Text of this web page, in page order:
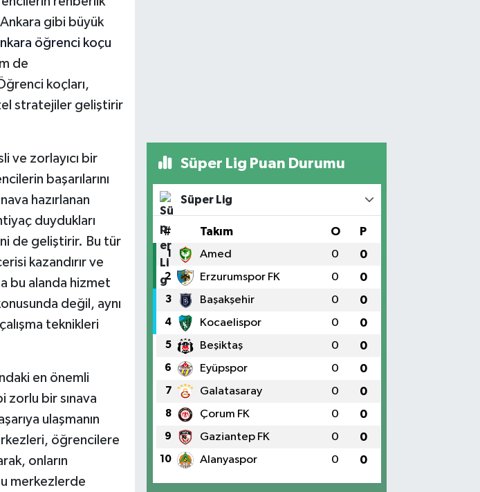
gibi büyük
öğrenci koçu
de
koçları,
stratejiler geliştirir
ve zorlayıcı bir
başarılarını
hazırlanan
duydukları
de geliştirir. Bu tür
kazandırır ve
bu alanda hizmet
değil, aynı
teknikleri
en önemli
zorlu bir sınava
ulaşmanın
öğrencilere
onların
merkezlerde
Süper Lig Puan Durumu
Süper Lig
# Takım O P
1 Amed 0 0
2 Erzurumspor FK 0 0
3 Başakşehir 0 0
4 Kocaelispor 0 0
5 Beşiktaş 0 0
6 Eyüpspor 0 0
7 Galatasaray 0 0
8 Çorum FK 0 0
9 Gaziantep FK 0 0
10 Alanyaspor 0 0